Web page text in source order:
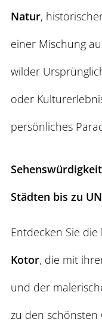
Natur,
einer Mischung
wilder
oder
persönliches
Städten bis zu
Entdecken Sie
Kotor, die mit
und der
zu den schönsten